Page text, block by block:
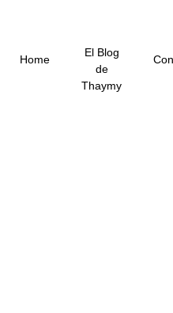
Home
El Blog
de
Thaymy